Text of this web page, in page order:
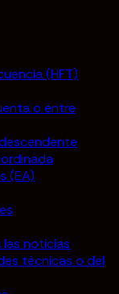
(HFT)
o entre
(EA)
las noticias
técnicas o del